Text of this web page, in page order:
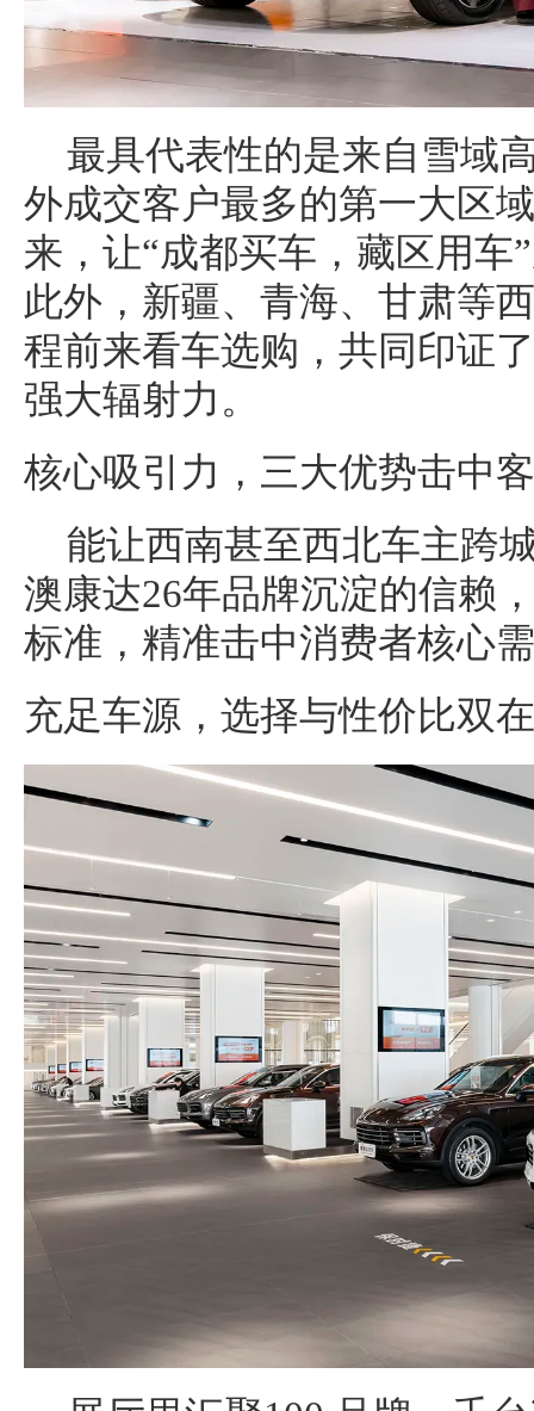
最具代表性的是来自雪域
外成交客户最多的第一大区
来，让“成都买车，藏区用车
此外，新疆、青海、甘肃等
程前来看车选购，共同印证
强大辐射力。
核心吸引力，三大优势击中
能让西南甚至西北车主跨
澳康达26年品牌沉淀的信赖
标准，精准击中消费者核心
充足车源，选择与性价比双